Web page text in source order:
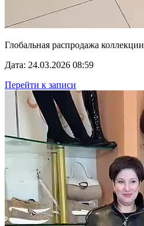
Глобальная распродажа коллекции
Дата: 24.03.2026 08:59
Перейти к записи